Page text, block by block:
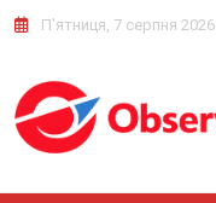
П'ятниця, 7 серпня 2026